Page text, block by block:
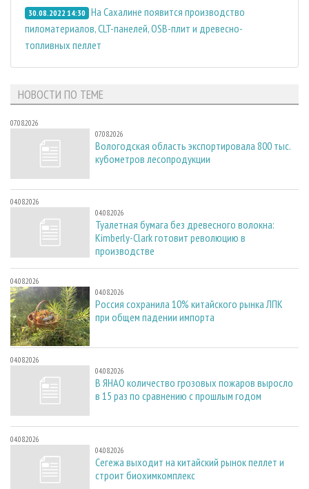
30.08.2022 14:30 На Сахалине появится производство
пиломатериалов, CLT-панелей, OSB-плит и древесно-
топливных пеллет
НОВОСТИ ПО ТЕМЕ
07.08.2026
07.08.2026
Вологодская область экспортировала 800 тыс.
кубометров лесопродукции
04.08.2026
04.08.2026
Туалетная бумага без древесного волокна:
Kimberly-Clark готовит революцию в
производстве
04.08.2026
04.08.2026
Россия сохранила 10% китайского рынка ЛПК
при общем падении импорта
04.08.2026
04.08.2026
В ЯНАО количество грозовых пожаров выросло
в 15 раз по сравнению с прошлым годом
04.08.2026
04.08.2026
Сегежа выходит на китайский рынок пеллет и
строит биохимкомплекс